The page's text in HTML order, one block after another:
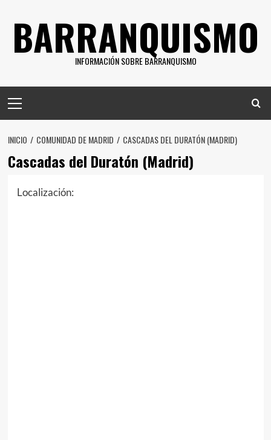
contenido
BARRANQUISMO
INFORMACIÓN SOBRE BARRANQUISMO
principal
INICIO COMUNIDAD DE MADRID CASCADAS DEL DURATÓN (MADRID)
Cascadas del Duratón (Madrid)
Localización: